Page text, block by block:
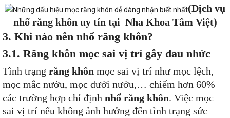
(Dịch vụ
nhổ răng khôn uy tín tại Nha Khoa Tâm Việt)
3. Khi nào nên nhổ răng khôn?
3.1. Răng khôn mọc sai vị trí gây đau nhức
Tình trạng răng khôn mọc sai vị trí như mọc lệch,
mọc mắc nướu, mọc dưới nướu,… chiếm hơn 60%
các trường hợp chỉ định nhổ răng khôn. Việc mọc
sai vị trí nếu không ảnh hưởng đến tình trạng sức